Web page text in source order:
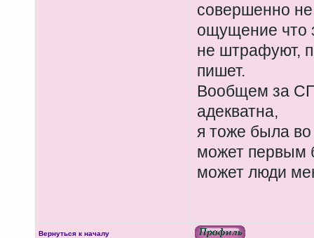
совершенно
ощущение что
не штрафуют,
пишет.
Вообщем за СП
адекватна,
я тоже была во
может первым
может люди
Вернуться к началу